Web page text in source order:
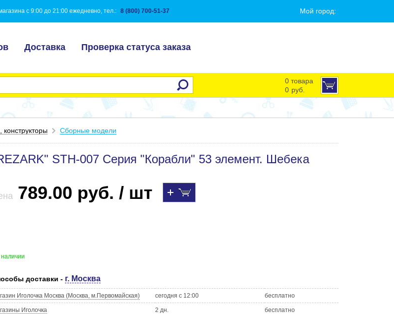
с 9:00 до 21:00 ежедневно, тел.: 8 (800) 700-51-37 Мой город:
Доставка Проверка статуса заказа
0 товара
0 руб.
конструкторы Сборные модели
STH-007 Серия "Корабли" 53 элемент. Шебека
789.00 руб. / шт
наличии
доставки - г. Москва
Иголочка Москва (Москва, м.Первомайская) сегодня с 12:00 бесплатно
Иголочка 2 дн. бесплатно